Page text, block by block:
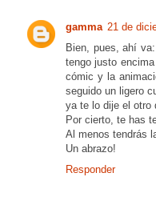
gamma 21 de
Bien, pues, ahí
tengo justo
cómic y la
seguido un ligero
ya te lo dije el otro
Por cierto, te has
Al menos tendrás
Un abrazo!
Responder